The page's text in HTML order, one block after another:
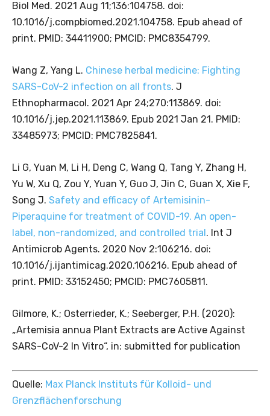
Biol Med. 2021 Aug 11;136:104758. doi:
10.1016/j.compbiomed.2021.104758. Epub ahead of
print. PMID: 34411900; PMCID: PMC8354799.
Wang Z, Yang L. Chinese herbal medicine: Fighting
SARS-CoV-2 infection on all fronts. J
Ethnopharmacol. 2021 Apr 24;270:113869. doi:
10.1016/j.jep.2021.113869. Epub 2021 Jan 21. PMID:
33485973; PMCID: PMC7825841.
Li G, Yuan M, Li H, Deng C, Wang Q, Tang Y, Zhang H,
Yu W, Xu Q, Zou Y, Yuan Y, Guo J, Jin C, Guan X, Xie F,
Song J. Safety and efficacy of Artemisinin-
Piperaquine for treatment of COVID-19. An open-
label, non-randomized, and controlled trial . Int J
Antimicrob Agents. 2020 Nov 2:106216. doi:
10.1016/j.ijantimicag.2020.106216. Epub ahead of
print. PMID: 33152450; PMCID: PMC7605811.
Gilmore, K.; Osterrieder, K.; Seeberger, P.H. (2020):
„Artemisia annua Plant Extracts are Active Against
SARS-CoV-2 In Vitro“, in: submitted for publication
Quelle: Max Planck Instituts für Kolloid- und
Grenzflächenforschung